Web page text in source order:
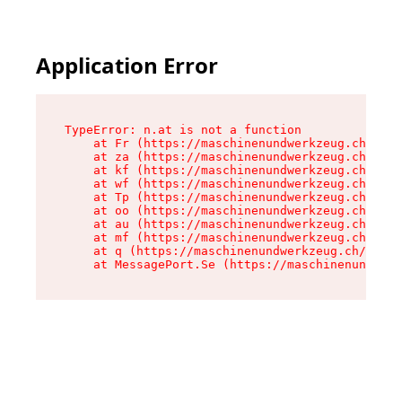
Application Error
TypeError: n.at is not a function
at Fr (https://maschinenundwerkzeug.ch/
at za (https://maschinenundwerkzeug.ch/
at kf (https://maschinenundwerkzeug.ch/
at wf (https://maschinenundwerkzeug.ch/
at Tp (https://maschinenundwerkzeug.ch/
at oo (https://maschinenundwerkzeug.ch/
at au (https://maschinenundwerkzeug.ch/
at mf (https://maschinenundwerkzeug.ch/
at q (https://maschinenundwerkzeug.ch/
at MessagePort.Se (https://